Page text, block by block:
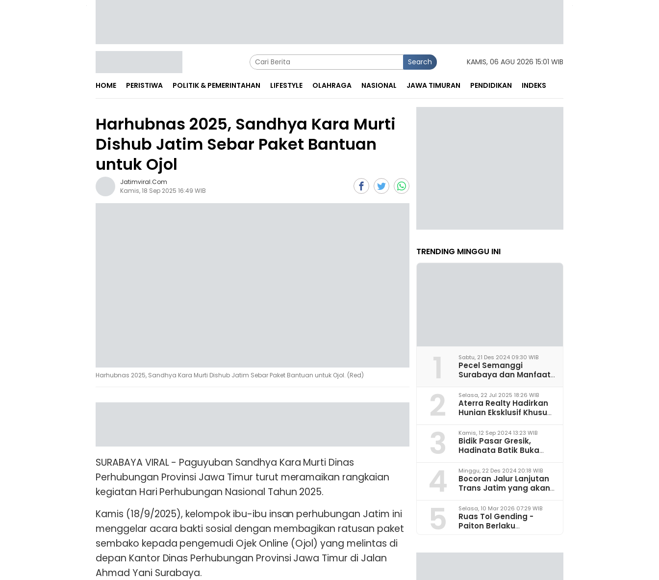
Search KAMIS, 06 AGU 2026 15:01 WIB
HOME PERISTIWA POLITIK & PEMERINTAHAN LIFESTYLE OLAHRAGA NASIONAL JAWA TIMURAN PENDIDIKAN INDEKS
Harhubnas 2025, Sandhya Kara Murti
Dishub Jatim Sebar Paket Bantuan
untuk Ojol
Jatimviral.com
Kamis, 18 Sep 2025 16:49 WIB
Harhubnas 2025, Sandhya Kara Murti Dishub Jatim Sebar Paket Bantuan untuk Ojol. (Red)
SURABAYA VIRAL - Paguyuban Sandhya Kara Murti Dinas
Perhubungan Provinsi Jawa Timur turut meramaikan rangkaian
kegiatan Hari Perhubungan Nasional Tahun 2025.
Kamis (18/9/2025), kelompok ibu-ibu insan perhubungan Jatim ini
menggelar acara bakti sosial dengan membagikan ratusan paket
sembako kepada pengemudi Ojek Online (Ojol) yang melintas di
depan Kantor Dinas Perhubungan Provinsi Jawa Timur di Jalan
Ahmad Yani Surabaya.
TRENDING MINGGU INI
1 Sabtu, 21 Des 2024 09:30 WIB
Pecel Semanggi
Surabaya dan Manfaat
Saraf
2 Selasa, 22 Jul 2025 18:26 WIB
Aterra Realty Hadirkan
Hunian Eksklusif Khusus
Malang
3 Kamis, 12 Sep 2024 13:23 WIB
Bidik Pasar Gresik,
Hadinata Batik Buka
4 Minggu, 22 Des 2024 20:18 WIB
Bocoran Jalur Lanjutan
Trans Jatim yang akan
2025
5 Selasa, 10 Mar 2026 07:29 WIB
Ruas Tol Gending -
Paiton Berlaku